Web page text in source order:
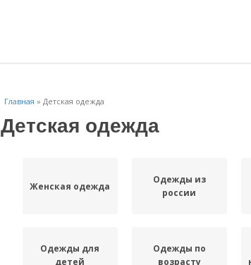
Главная » Детская одежда
Детская одежда
Женская одежда
Одежды из
россии
Одежды для
детей
Одежды по
возрасту